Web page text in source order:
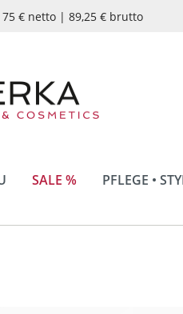
springen
€ netto | 89,25 € brutto
SALE % PFLEGE •